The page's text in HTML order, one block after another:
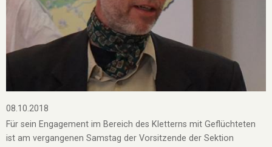
08.10.2018
Für sein Engagement im Bereich des Kletterns mit Geflüchteten
ist am vergangenen Samstag der Vorsitzende der Sektion